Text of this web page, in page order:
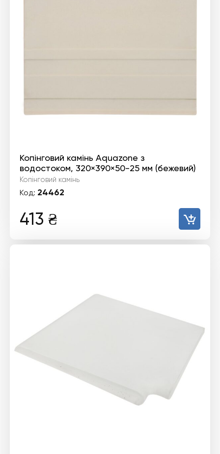
Копінговий камінь Aquazone з
водостоком, 320×390×50-25 мм (бежевий)
Копінговий камінь
Код: 24462
413 ₴